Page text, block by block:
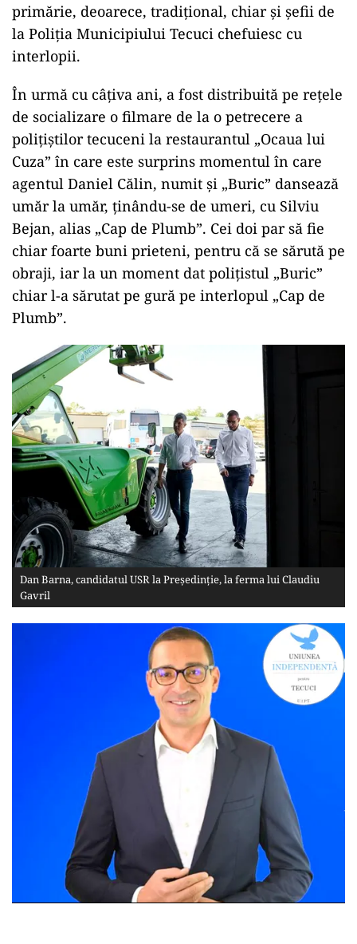
primărie, deoarece, tradițional, chiar și șefii de
la Poliția Municipiului Tecuci chefuiesc cu
interlopii.
În urmă cu câțiva ani, a fost distribuită pe rețele
de socializare o filmare de la o petrecere a
polițiștilor tecuceni la restaurantul „Ocaua lui
Cuza” în care este surprins momentul în care
agentul Daniel Călin, numit și „Buric” dansează
umăr la umăr, ținându-se de umeri, cu Silviu
Bejan, alias „Cap de Plumb”. Cei doi par să fie
chiar foarte buni prieteni, pentru că se sărută pe
obraji, iar la un moment dat polițistul „Buric”
chiar l-a sărutat pe gură pe interlopul „Cap de
Plumb”.
Dan Barna, candidatul USR la Președinție, la ferma lui Claudiu
Gavril